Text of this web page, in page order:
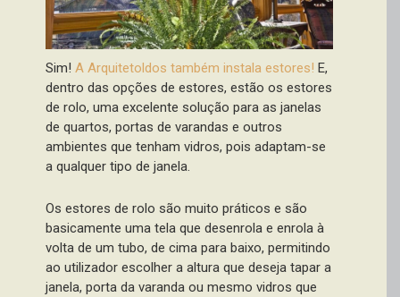
Sim! A Arquitetoldos também instala estores! E,
dentro das opções de estores, estão os estores
de rolo, uma excelente solução para as janelas
de quartos, portas de varandas e outros
ambientes que tenham vidros, pois adaptam-se
a qualquer tipo de janela.
Os estores de rolo são muito práticos e são
basicamente uma tela que desenrola e enrola à
volta de um tubo, de cima para baixo, permitindo
ao utilizador escolher a altura que deseja tapar a
janela, porta da varanda ou mesmo vidros que